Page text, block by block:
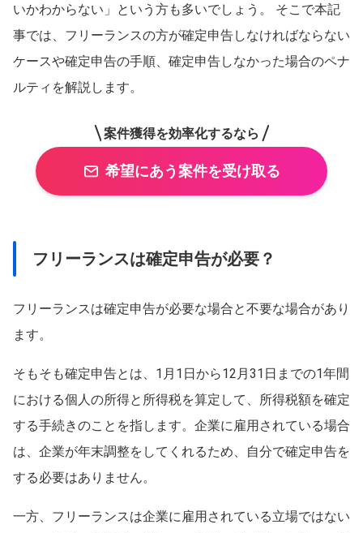
いかわからない」という方も多いでしょう。 そこで本記
事では、フリーランスの方が確定申告しなければならない
ケースや確定申告の手順、確定申告しなかった場合のペナ
ルティを解説します。
案件獲得を効率化するなら
希望にあう案件を受け取る
フリーランスは確定申告が必要？
フリーランスは確定申告が必要な場合と不要な場合があり
ます。
そもそも確定申告とは、1月1日から12月31日までの1年間
における個人の所得と所得税を算定して、所得税額を確定
する手続きのことを指します。企業に雇用されている場合
は、企業が年末調整をしてくれるため、自分で確定申告を
する必要はありません。
一方、フリーランスは企業に雇用されている立場ではない